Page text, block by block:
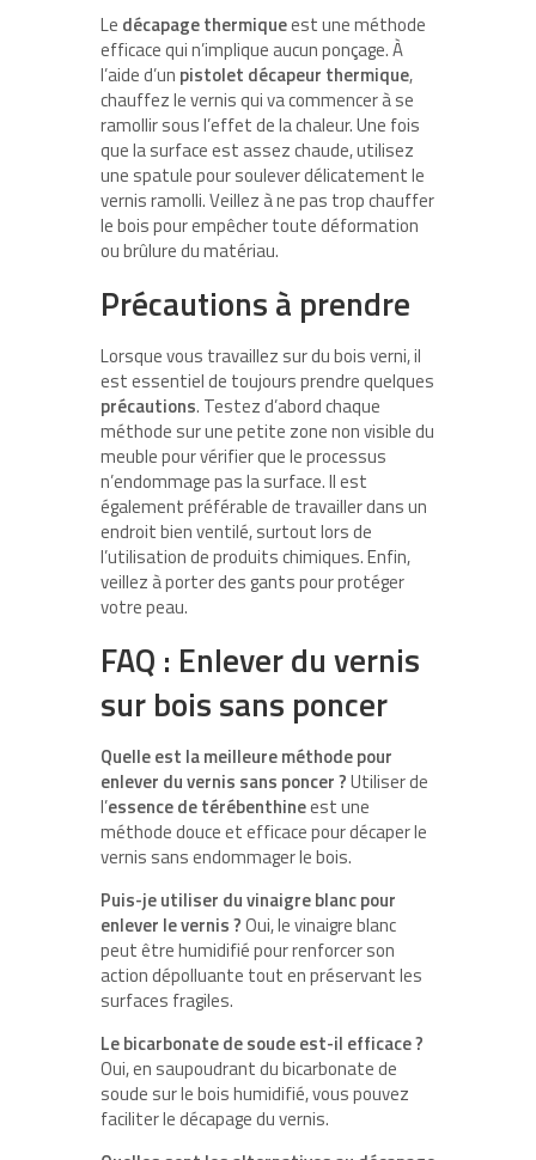
Le décapage thermiqueest une méthode
efficace qui n’implique aucun ponçage. À
l’aide d’un pistolet décapeur thermique,
chauffez le vernis qui va commencer à se
ramollir sous l’effet de la chaleur. Une fois
que la surface est assez chaude, utilisez
une spatule pour soulever délicatement le
vernis ramolli. Veillez à ne pas trop chauffer
le bois pour empêcher toute déformation
ou brûlure du matériau.
Précautions à prendre
Lorsque vous travaillez sur du bois verni, il
est essentiel de toujours prendre quelques
précautions. Testez d’abord chaque
méthode sur une petite zone non visible du
meuble pour vérifier que le processus
n’endommage pas la surface. Il est
également préférable de travailler dans un
endroit bien ventilé, surtout lors de
l’utilisation de produits chimiques. Enfin,
veillez à porter des gants pour protéger
votre peau.
FAQ : Enlever du vernis
sur bois sans poncer
Quelle est la meilleure méthode pour
enlever du vernis sans poncer ?Utiliser de
l’essence de térébenthineest une
méthode douce et efficace pour décaper le
vernis sans endommager le bois.
Puis-je utiliser du vinaigre blanc pour
enlever le vernis ?Oui, le vinaigre blanc
peut être humidifié pour renforcer son
action dépolluante tout en préservant les
surfaces fragiles.
Le bicarbonate de soude est-il efficace ?
Oui, en saupoudrant du bicarbonate de
soude sur le bois humidifié, vous pouvez
faciliter le décapage du vernis.